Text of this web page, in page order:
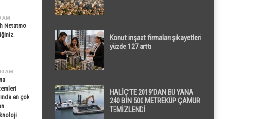
AM
Netatmo
AM
en çok
Konut inşaat firmaları şikayetleri
yüzde 127 arttı
HALİÇ’TE 2019’DAN BU YANA
240 BİN 500 METREKÜP ÇAMUR
TEMİZLENDİ